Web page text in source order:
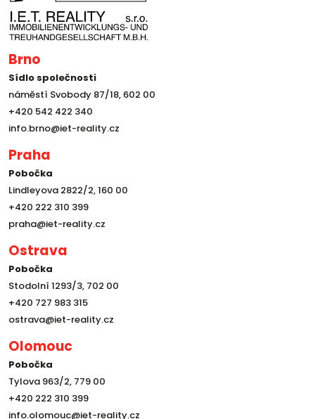
Brno
Sídlo společnosti
náměstí Svobody 87/18, 602 00
+420 542 422 340
info.brno@iet-reality.cz
Praha
Pobočka
Lindleyova 2822/2, 160 00
+420 222 310 399
praha@iet-reality.cz
Ostrava
Pobočka
Stodolní 1293/3, 702 00
+420 727 983 315
ostrava@iet-reality.cz
Olomouc
Pobočka
Tylova 963/2, 779 00
+420 222 310 399
info.olomouc@iet-reality.cz